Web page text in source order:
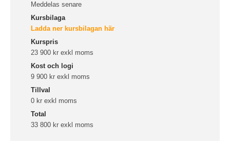
Meddelas senare
Kursbilaga
Ladda ner kursbilagan här
Kurspris
23 900 kr exkl moms
Kost och logi
9 900 kr exkl moms
Tillval
0 kr exkl moms
Total
33 800 kr exkl moms